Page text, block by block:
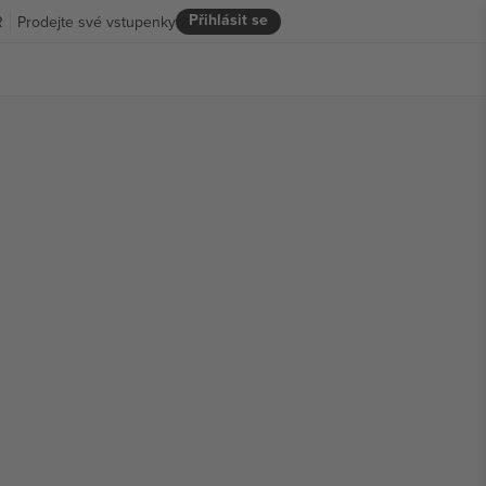
Přihlásit se
Prodejte své vstupenky